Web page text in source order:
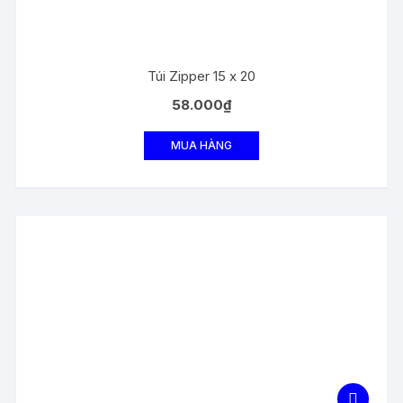
Túi Zipper 15 x 20
58.000₫
MUA HÀNG